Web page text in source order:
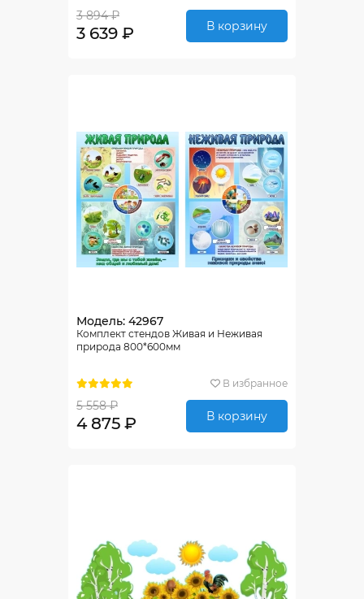
3 894 ₽
3 639 ₽ В корзину
Модель: 42967
Комплект стендов Живая и Неживая
природа 800*600мм
В избранное
5 558 ₽
4 875 ₽ В корзину